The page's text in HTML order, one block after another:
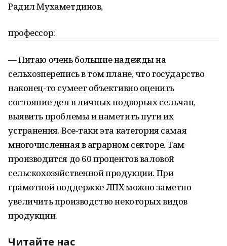
Радил Мухаметдинов,
профессор:
— Питаю очень большие надежды на
сельхозперепись в том плане, что государство
наконец-то сумеет объективно оценить
состояние дел в личных подворьях сельчан,
выявить проблемы и наметить пути их
устранения. Все-таки эта категория самая
многочисленная в аграрном секторе. Там
производится до 60 процентов валовой
сельскохозяйственной продукции. При
грамотной поддержке ЛПХ можно заметно
увеличить производство некоторых видов
продукции.
Читайте нас